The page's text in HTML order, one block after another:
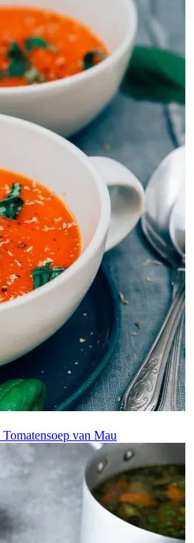
Tomatensoep van Mau